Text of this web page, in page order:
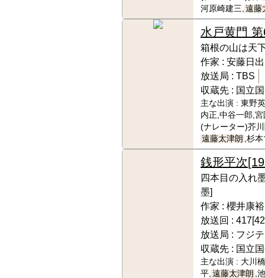
河原崎建三, 遠藤
水戸黄門
箱根の山は天
作家 : 安藤日
放送局 : TBS
収蔵先 : 国立
主な出演 : 東野
内正,中谷一郎,
(ナレーター)芥
遠藤太津朗 ,杉
銭形平次
四本目の入れ
墨]
作家 : 櫻井康
放送回 :
放送局 : フジ
収蔵先 : 国立
主な出演 : 大川
平, 遠藤太津朗 ,